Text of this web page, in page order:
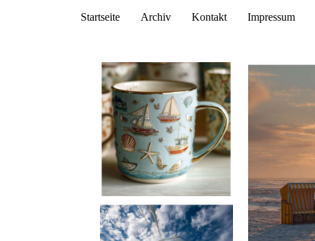
Startseite Archiv Kontakt Impressum